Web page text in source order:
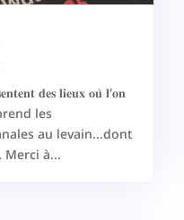
𝐝𝐞𝐬 𝐥𝐢𝐞𝐮𝐱 𝐨𝐮̀ 𝐥'𝐨𝐧
les
au levain...dont
Merci à...